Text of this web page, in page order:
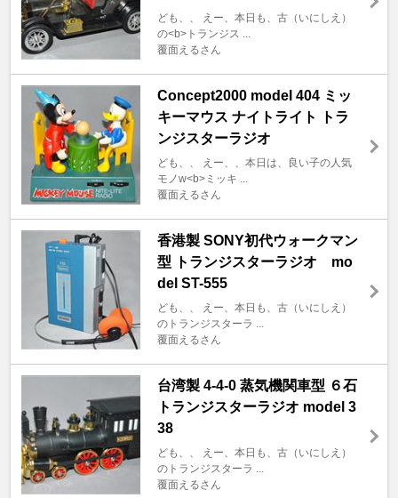
ども、、 えー、本日も、古（いにしえ）
の<b>トランジス ...
覆面えるさん
Concept2000 model 404 ミッ
キーマウス ナイトライト トラ
ンジスターラジオ
ども、、 えー、、本日は、良い子の人気
モノw<b>ミッキ ...
覆面えるさん
香港製 SONY初代ウォークマン
型 トランジスターラジオ mo
del ST-555
ども、、 えー、本日も、古（いにしえ）
のトランジスターラ ...
覆面えるさん
台湾製 4-4-0 蒸気機関車型 ６石
トランジスターラジオ model 3
38
ども、、 えー、本日も、古（いにしえ）
のトランジスターラ ...
覆面えるさん